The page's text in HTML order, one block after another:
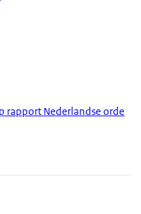
rapport Nederlandse orde